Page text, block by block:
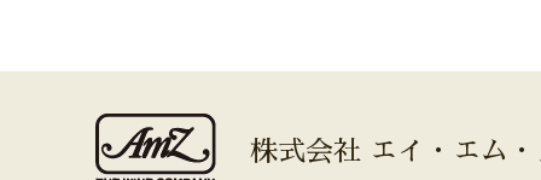
株式会社 エイ・エム・